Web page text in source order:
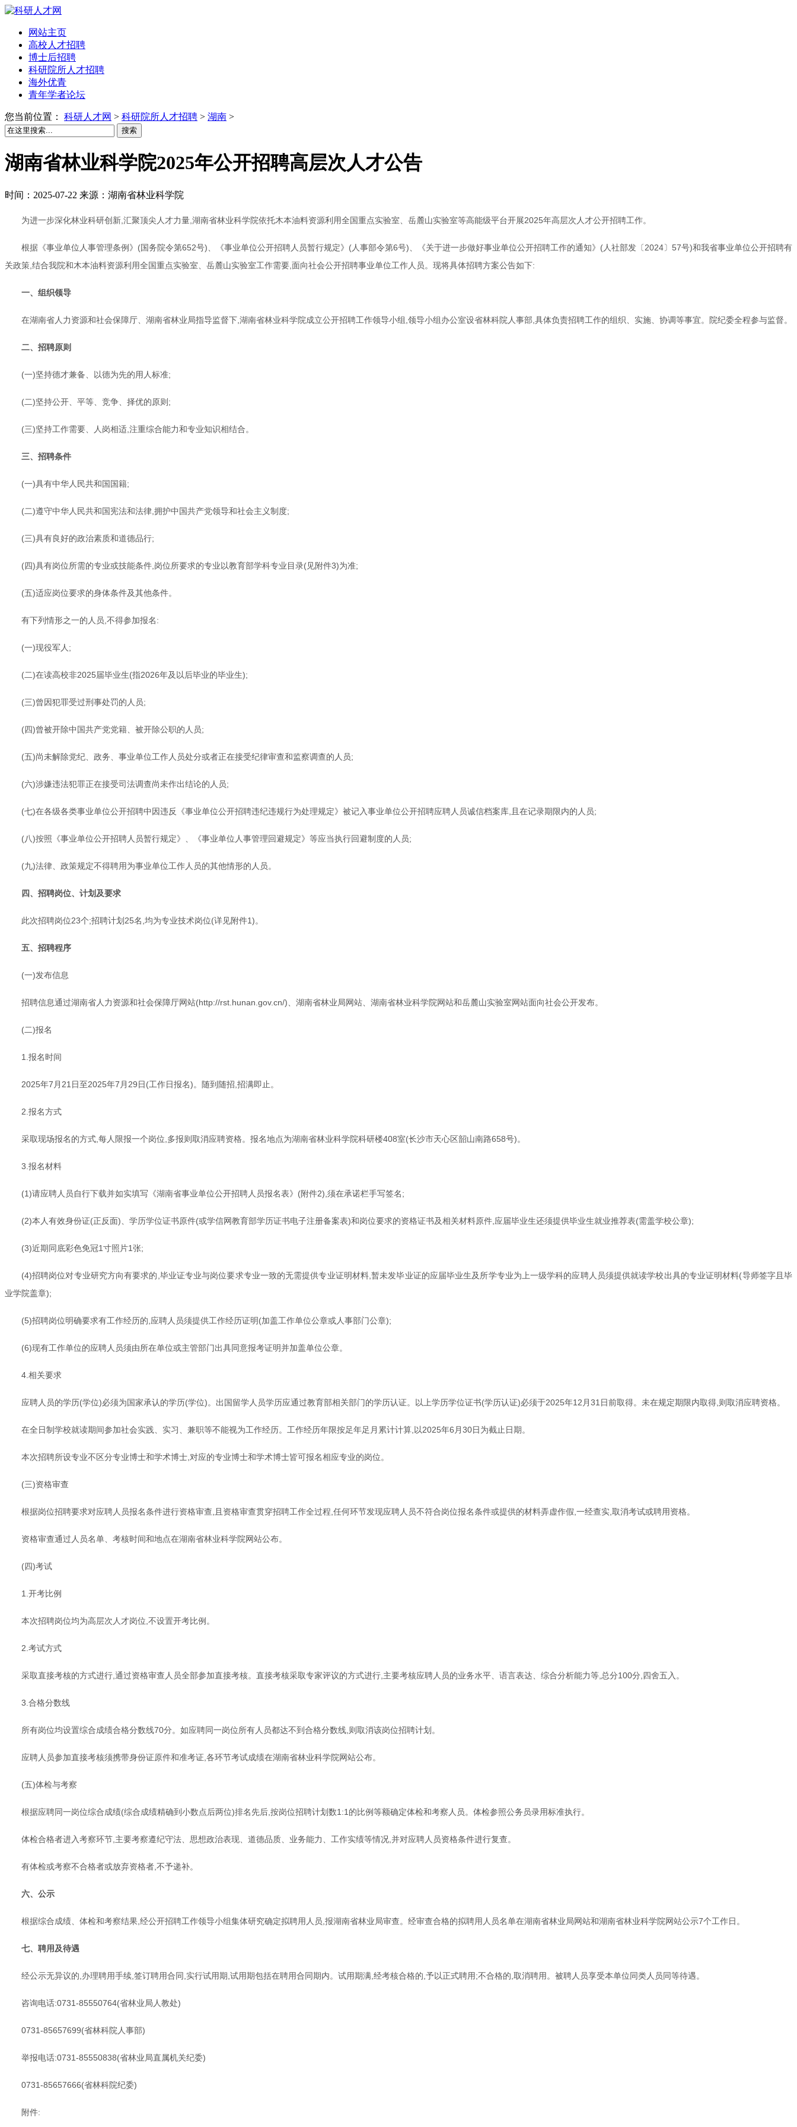
网站主页
高校人才招聘
博士后招聘
科研院所人才招聘
海外优青
青年学者论坛
您当前位置： 科研人才网 > 科研院所人才招聘 > 湖南 >
搜索
湖南省林业科学院2025年公开招聘高层次人才公告
时间：2025-07-22 来源：湖南省林业科学院
为进一步深化林业科研创新,汇聚顶尖人才力量,湖南省林业科学院依托木本油料资源利用全国重点实验室、岳麓山实验室等高能级平台开展2025年高层次人才公开招聘工作。
根据《事业单位人事管理条例》(国务院令第652号)、《事业单位公开招聘人员暂行规定》(人事部令第6号)、《关于进一步做好事业单位公开招聘工作的通知》(人社部发〔2024〕57号)和我省事业单位公开招聘有
关政策,结合我院和木本油料资源利用全国重点实验室、岳麓山实验室工作需要,面向社会公开招聘事业单位工作人员。现将具体招聘方案公告如下:
一、组织领导
在湖南省人力资源和社会保障厅、湖南省林业局指导监督下,湖南省林业科学院成立公开招聘工作领导小组,领导小组办公室设省林科院人事部,具体负责招聘工作的组织、实施、协调等事宜。院纪委全程参与监督。
二、招聘原则
(一)坚持德才兼备、以德为先的用人标准;
(二)坚持公开、平等、竞争、择优的原则;
(三)坚持工作需要、人岗相适,注重综合能力和专业知识相结合。
三、招聘条件
(一)具有中华人民共和国国籍;
(二)遵守中华人民共和国宪法和法律,拥护中国共产党领导和社会主义制度;
(三)具有良好的政治素质和道德品行;
(四)具有岗位所需的专业或技能条件,岗位所要求的专业以教育部学科专业目录(见附件3)为准;
(五)适应岗位要求的身体条件及其他条件。
有下列情形之一的人员,不得参加报名:
(一)现役军人;
(二)在读高校非2025届毕业生(指2026年及以后毕业的毕业生);
(三)曾因犯罪受过刑事处罚的人员;
(四)曾被开除中国共产党党籍、被开除公职的人员;
(五)尚未解除党纪、政务、事业单位工作人员处分或者正在接受纪律审查和监察调查的人员;
(六)涉嫌违法犯罪正在接受司法调查尚未作出结论的人员;
(七)在各级各类事业单位公开招聘中因违反《事业单位公开招聘违纪违规行为处理规定》被记入事业单位公开招聘应聘人员诚信档案库,且在记录期限内的人员;
(八)按照《事业单位公开招聘人员暂行规定》、《事业单位人事管理回避规定》等应当执行回避制度的人员;
(九)法律、政策规定不得聘用为事业单位工作人员的其他情形的人员。
四、招聘岗位、计划及要求
此次招聘岗位23个;招聘计划25名,均为专业技术岗位(详见附件1)。
五、招聘程序
(一)发布信息
招聘信息通过湖南省人力资源和社会保障厅网站(http://rst.hunan.gov.cn/)、湖南省林业局网站、湖南省林业科学院网站和岳麓山实验室网站面向社会公开发布。
(二)报名
1.报名时间
2025年7月21日至2025年7月29日(工作日报名)。随到随招,招满即止。
2.报名方式
采取现场报名的方式,每人限报一个岗位,多报则取消应聘资格。报名地点为湖南省林业科学院科研楼408室(长沙市天心区韶山南路658号)。
3.报名材料
(1)请应聘人员自行下载并如实填写《湖南省事业单位公开招聘人员报名表》(附件2),须在承诺栏手写签名;
(2)本人有效身份证(正反面)、学历学位证书原件(或学信网教育部学历证书电子注册备案表)和岗位要求的资格证书及相关材料原件,应届毕业生还须提供毕业生就业推荐表(需盖学校公章);
(3)近期同底彩色免冠1寸照片1张;
(4)招聘岗位对专业研究方向有要求的,毕业证专业与岗位要求专业一致的无需提供专业证明材料,暂未发毕业证的应届毕业生及所学专业为上一级学科的应聘人员须提供就读学校出具的专业证明材料(导师签字且毕
业学院盖章);
(5)招聘岗位明确要求有工作经历的,应聘人员须提供工作经历证明(加盖工作单位公章或人事部门公章);
(6)现有工作单位的应聘人员须由所在单位或主管部门出具同意报考证明并加盖单位公章。
4.相关要求
应聘人员的学历(学位)必须为国家承认的学历(学位)。出国留学人员学历应通过教育部相关部门的学历认证。以上学历学位证书(学历认证)必须于2025年12月31日前取得。未在规定期限内取得,则取消应聘资格。
在全日制学校就读期间参加社会实践、实习、兼职等不能视为工作经历。工作经历年限按足年足月累计计算,以2025年6月30日为截止日期。
本次招聘所设专业不区分专业博士和学术博士,对应的专业博士和学术博士皆可报名相应专业的岗位。
(三)资格审查
根据岗位招聘要求对应聘人员报名条件进行资格审查,且资格审查贯穿招聘工作全过程,任何环节发现应聘人员不符合岗位报名条件或提供的材料弄虚作假,一经查实,取消考试或聘用资格。
资格审查通过人员名单、考核时间和地点在湖南省林业科学院网站公布。
(四)考试
1.开考比例
本次招聘岗位均为高层次人才岗位,不设置开考比例。
2.考试方式
采取直接考核的方式进行,通过资格审查人员全部参加直接考核。直接考核采取专家评议的方式进行,主要考核应聘人员的业务水平、语言表达、综合分析能力等,总分100分,四舍五入。
3.合格分数线
所有岗位均设置综合成绩合格分数线70分。如应聘同一岗位所有人员都达不到合格分数线,则取消该岗位招聘计划。
应聘人员参加直接考核须携带身份证原件和准考证,各环节考试成绩在湖南省林业科学院网站公布。
(五)体检与考察
根据应聘同一岗位综合成绩(综合成绩精确到小数点后两位)排名先后,按岗位招聘计划数1:1的比例等额确定体检和考察人员。体检参照公务员录用标准执行。
体检合格者进入考察环节,主要考察遵纪守法、思想政治表现、道德品质、业务能力、工作实绩等情况,并对应聘人员资格条件进行复查。
有体检或考察不合格者或放弃资格者,不予递补。
六、公示
根据综合成绩、体检和考察结果,经公开招聘工作领导小组集体研究确定拟聘用人员,报湖南省林业局审查。经审查合格的拟聘用人员名单在湖南省林业局网站和湖南省林业科学院网站公示7个工作日。
七、聘用及待遇
经公示无异议的,办理聘用手续,签订聘用合同,实行试用期,试用期包括在聘用合同期内。试用期满,经考核合格的,予以正式聘用;不合格的,取消聘用。被聘人员享受本单位同类人员同等待遇。
咨询电话:0731-85550764(省林业局人教处)
0731-85657699(省林科院人事部)
举报电话:0731-85550838(省林业局直属机关纪委)
0731-85657666(省林科院纪委)
附件: